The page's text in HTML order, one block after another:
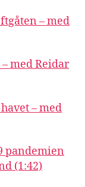
– med
med Reidar
– med
pandemien
(1:42)